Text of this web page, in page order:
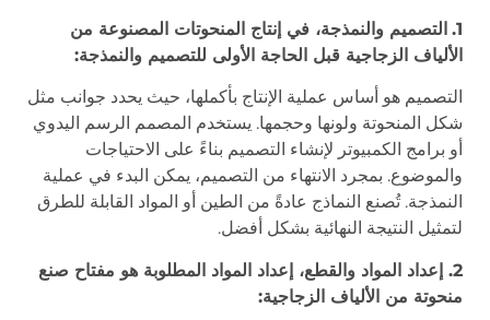
1. التصميم والنمذجة، في إنتاج المنحوتات المصنوعة من
الألياف الزجاجية قبل الحاجة الأولى للتصميم والنمذجة:
التصميم هو أساس عملية الإنتاج بأكملها، حيث يحدد جوانب مثل
شكل المنحوتة ولونها وحجمها. يستخدم المصمم الرسم اليدوي
أو برامج الكمبيوتر لإنشاء التصميم بناءً على الاحتياجات
والموضوع. بمجرد الانتهاء من التصميم، يمكن البدء في عملية
النمذجة. تُصنع النماذج عادةً من الطين أو المواد القابلة للطرق
لتمثيل النتيجة النهائية بشكل أفضل.
2. إعداد المواد والقطع، إعداد المواد المطلوبة هو مفتاح صنع
منحوتة من الألياف الزجاجية: